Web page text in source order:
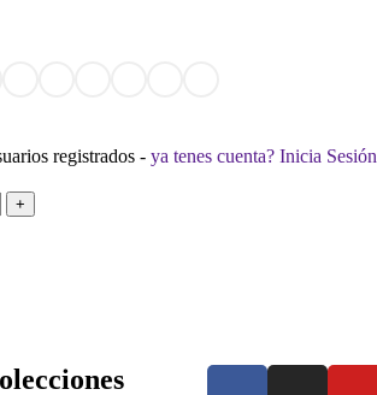
registrados - ya tenes cuenta? Inicia Sesión